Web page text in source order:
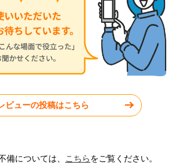
東京都小平市
工事実績をもっと見る
ビューの投稿はこちら
については、 こちらをご覧ください。